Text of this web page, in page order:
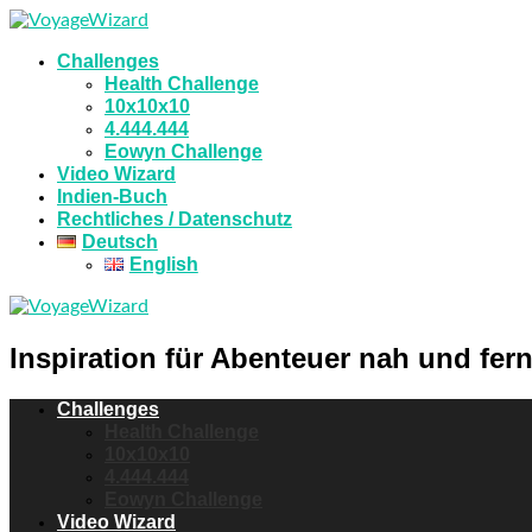
Challenges
Health Challenge
10x10x10
4.444.444
Eowyn Challenge
Video Wizard
Indien-Buch
Rechtliches / Datenschutz
Deutsch
English
Inspiration für Abenteuer nah und
Challenges
Video Wizard